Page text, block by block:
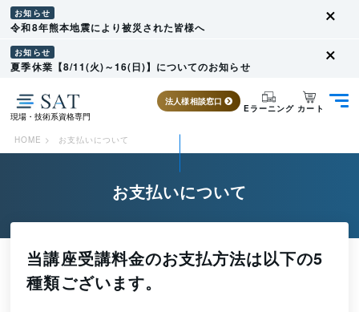
お知らせ
令和8年熊本地震により被災された皆様へ
お知らせ
夏季休業【8/11(火)～16(日)】についてのお知らせ
現場・技術系資格専門
法人様相談窓口
Eラーニング カート
HOME > お支払いについて
お支払いについて
当講座受講料金のお支払方法は以下の5
種類ございます。